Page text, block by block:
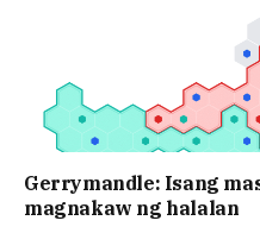
Gerrymandle: Isang
magnakaw ng halalan